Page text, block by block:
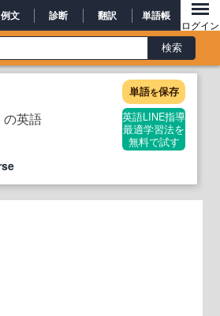
例文 診断 翻訳 単語帳
ログイン
の英語
単語を保存
英語LINE指導
最適学習法を
無料で試す